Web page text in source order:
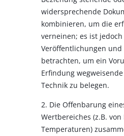
widersprechende
kombinieren, um die
verneinen; es ist
Veröffentlichungen
betrachten, um ein
Erfindung
Technik zu belegen.
2. Die Offenbarung
Wertbereiches (z.B.
Temperaturen)